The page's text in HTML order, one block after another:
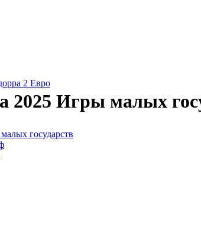
2 Евро
2025 Игры малых